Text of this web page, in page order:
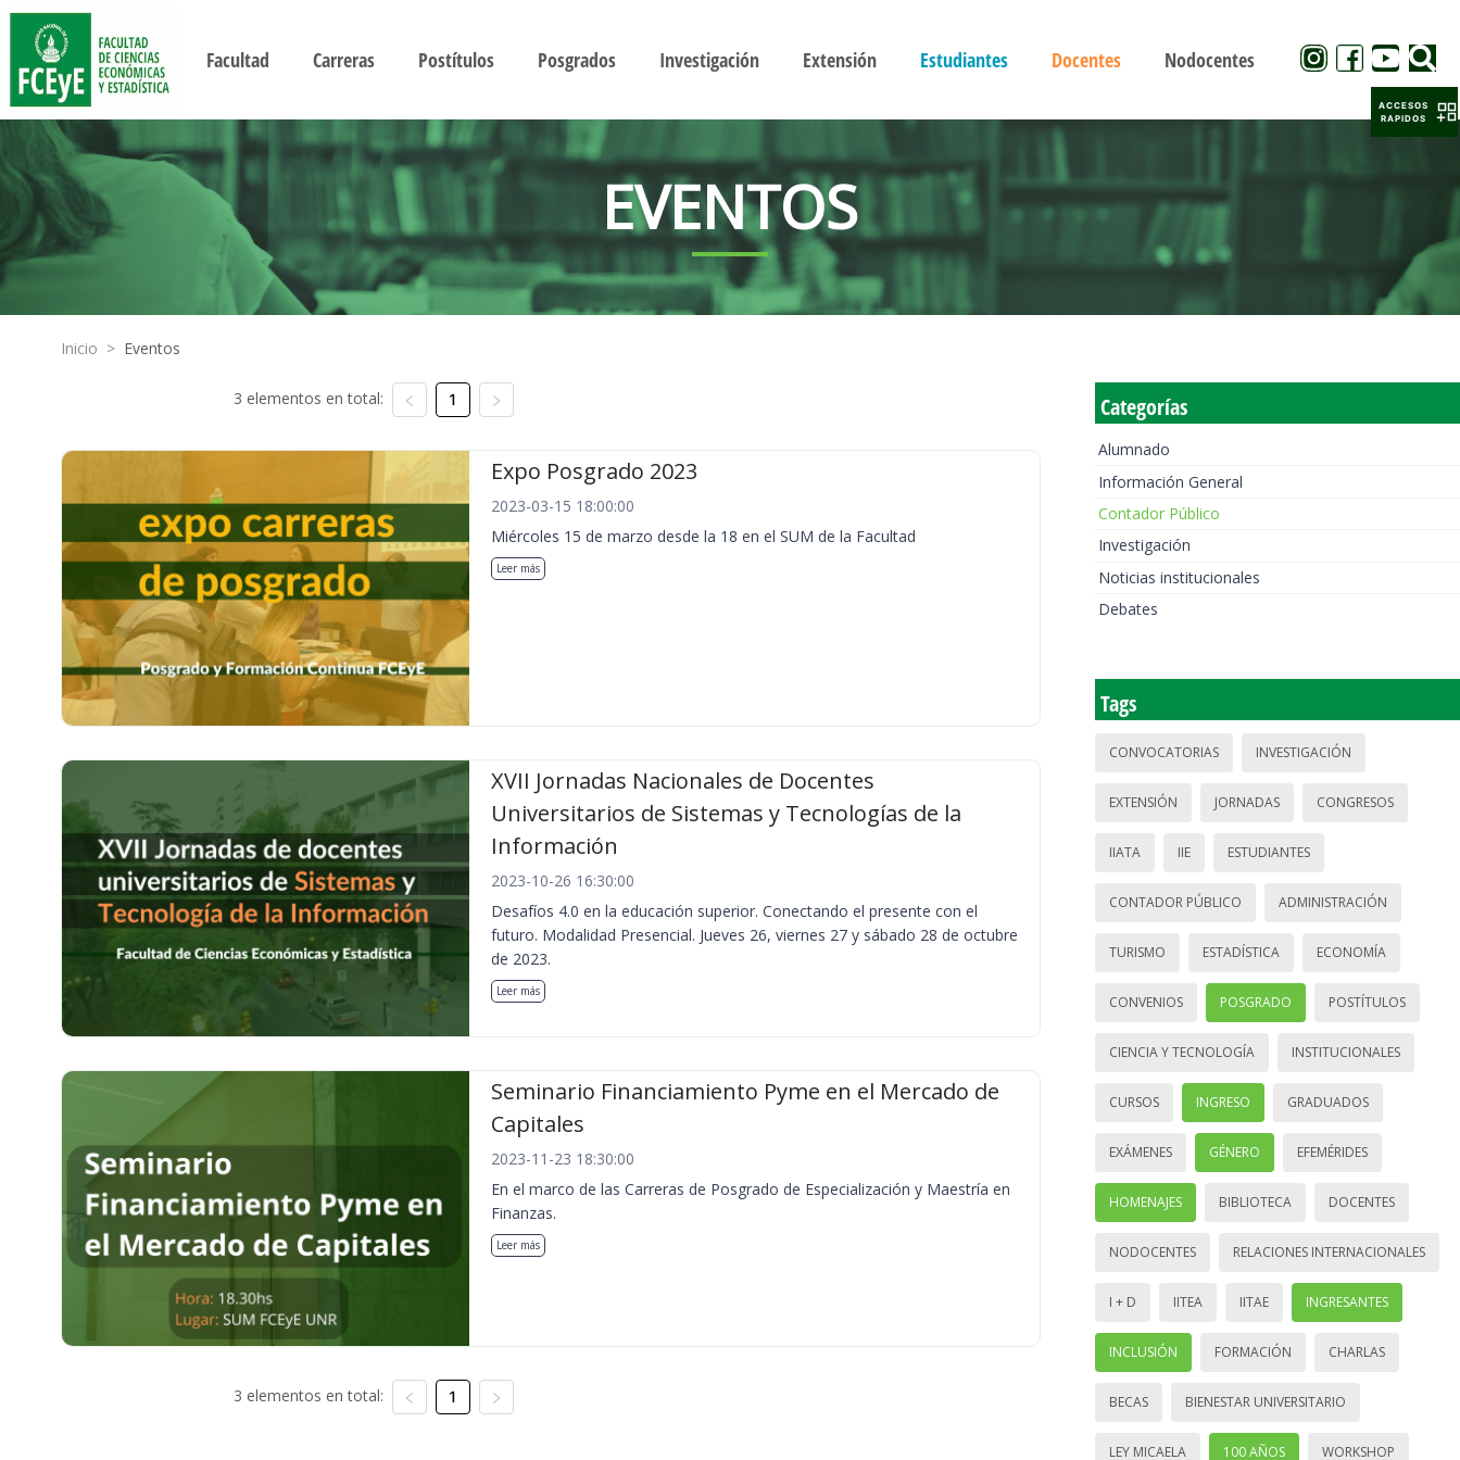
Facultad Carreras Postítulos Posgrados Investigación Extensión Estudiantes Docentes Nodocentes
EVENTOS
Inicio > Eventos
3 elementos en total: 1
Expo Posgrado 2023
2023-03-15 18:00:00
Miércoles 15 de marzo desde la 18 en el SUM de la Facultad
Leer más
XVII Jornadas Nacionales de Docentes
Universitarios de Sistemas y Tecnologías de la
Información
2023-10-26 16:30:00
Desafíos 4.0 en la educación superior. Conectando el presente con el
futuro. Modalidad Presencial. Jueves 26, viernes 27 y sábado 28 de octubre
de 2023.
Leer más
Seminario Financiamiento Pyme en el Mercado de
Capitales
2023-11-23 18:30:00
En el marco de las Carreras de Posgrado de Especialización y Maestría en
Finanzas.
Leer más
3 elementos en total: 1
Categorías
Alumnado
Información General
Contador Público
Investigación
Noticias institucionales
Debates
Tags
CONVOCATORIAS INVESTIGACIÓN
EXTENSIÓN JORNADAS CONGRESOS
IIATA IIE ESTUDIANTES
CONTADOR PÚBLICO ADMINISTRACIÓN
TURISMO ESTADÍSTICA ECONOMÍA
CONVENIOS POSGRADO POSTÍTULOS
CIENCIA Y TECNOLOGÍA INSTITUCIONALES
CURSOS INGRESO GRADUADOS
EXÁMENES GÉNERO EFEMÉRIDES
HOMENAJES BIBLIOTECA DOCENTES
NODOCENTES RELACIONES INTERNACIONALES
I + D IITEA IITAE INGRESANTES
INCLUSIÓN FORMACIÓN CHARLAS
BECAS BIENESTAR UNIVERSITARIO
LEY MICAELA 100 AÑOS WORKSHOP
ACCESOS
RAPIDOS